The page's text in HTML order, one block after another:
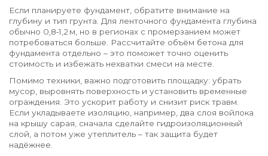
Если планируете фундамент, обратите внимание на
глубину и тип грунта. Для ленточного фундамента глубина
обычно 0,8‑1,2 м, но в регионах с промерзанием может
потребоваться больше. Рассчитайте объём бетона для
фундамента отдельно – это поможет точно оценить
стоимость и избежать нехватки смеси на месте.
Помимо техники, важно подготовить площадку: убрать
мусор, выровнять поверхность и установить временные
ограждения. Это ускорит работу и снизит риск травм.
Если укладываете изоляцию, например, два слоя войлока
на крышу сарая, сначала сделайте гидроизоляционный
слой, а потом уже утеплитель – так защита будет
надёжнее.